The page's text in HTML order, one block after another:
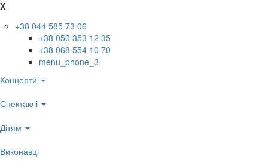
X
+38 044 585 73 06
+38 050 353 12 35
+38 068 554 10 70
menu_phone_3
Концерти
Спектаклі
Дітям
Виконавці